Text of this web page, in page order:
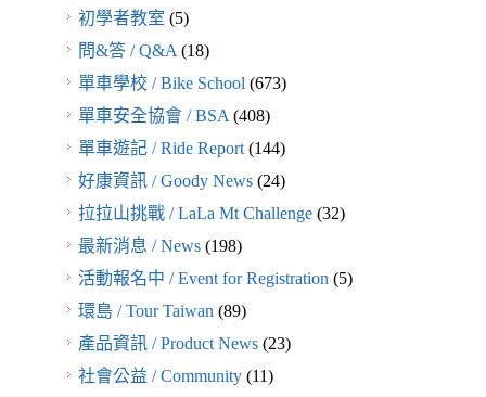
初學者教室 (5)
問&答 / Q&A (18)
單車學校 / Bike School (673)
單車安全協會 / BSA (408)
單車遊記 / Ride Report(144)
好康資訊 / Goody News(24)
拉拉山挑戰 / LaLa Mt Challenge(32)
最新消息 / News(198)
活動報名中 / Event for Registration (5)
環島 / Tour Taiwan (89)
產品資訊 / Product News(23)
社會公益 / Community(11)